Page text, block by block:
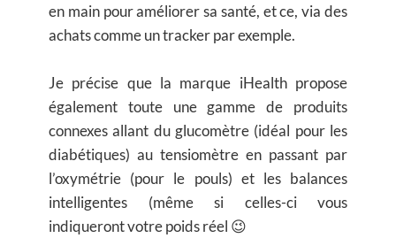
en main pour améliorer sa santé, et ce, via des
achats comme un tracker par exemple.
Je précise que la marque iHealth propose
également toute une gamme de produits
connexes allant du glucomètre (idéal pour les
diabétiques) au tensiomètre en passant par
l’oxymétrie (pour le pouls) et les balances
intelligentes (même si celles-ci vous
indiqueront votre poids réel 😉